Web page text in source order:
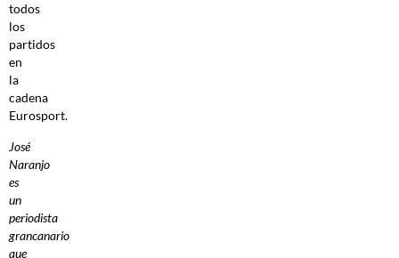
todos
los
partidos
en
la
cadena
Eurosport.
José
Naranjo
es
un
periodista
grancanario
que